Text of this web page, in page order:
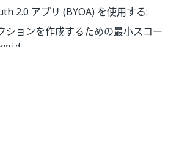
2.0 アプリ (BYOA) を使用する:
ションを作成するための最小スコー